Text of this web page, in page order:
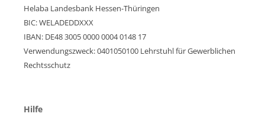
Helaba Landesbank Hessen-Thüringen
BIC: WELADEDDXXX
IBAN: DE48 3005 0000 0004 0148 17
Verwendungszweck: 0401050100 Lehrstuhl für Gewerblichen
Rechtsschutz
Hilfe